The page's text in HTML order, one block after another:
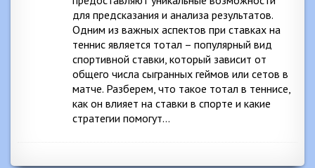
для предсказания и анализа результатов.
Одним из важных аспектов при ставках на
теннис является тотал – популярный вид
спортивной ставки, который зависит от
общего числа сыгранных геймов или сетов в
матче. Разберем, что такое тотал в теннисе,
как он влияет на ставки в спорте и какие
стратегии помогут…